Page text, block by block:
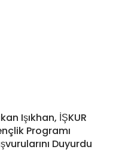
Işıkhan, İŞKUR
Programı
Duyurdu